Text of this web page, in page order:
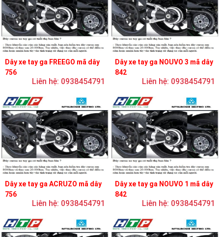
Dây xe tay ga FREEGO mã dây
756
Liên hệ: 0938454791
Dây xe tay ga NOUVO 3 mã dây
842
Liên hệ: 0938454791
Dây xe tay ga ACRUZO mã dây
756
Liên hệ: 0938454791
Dây xe tay ga NOUVO 1 mã dây
842
Liên hệ: 0938454791